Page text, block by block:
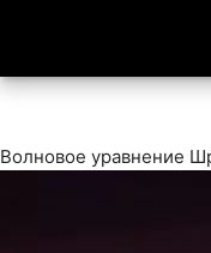
Волновое уравнение